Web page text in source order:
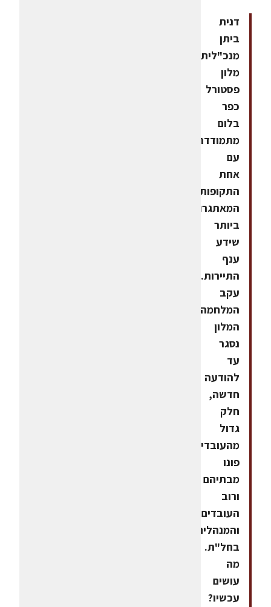
דנית
ביתן
מנכ"לית
מלון
פסטורל
כפר
בלום
מתמודדת
עם
אחת
התקופות
המאתגרות
ביותר
שידע
ענף
התיירות.
עקב
המלחמה
המלון
נסגר
עד
להודעה
חדשה,
חלק
גדול
מהעובדים
פונו
מבתיהם
ורוב
העובדים
והמנהלים
בחל"ת.
מה
עושים
עכשיו?